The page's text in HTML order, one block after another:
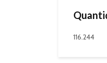
116.244